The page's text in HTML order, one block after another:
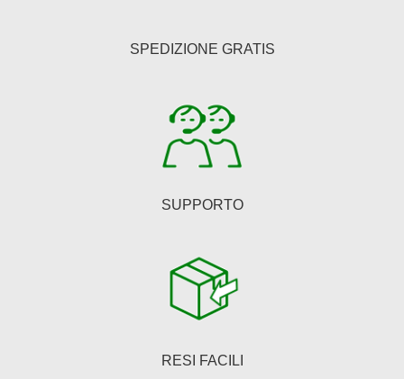
pagina
prodotto
SPEDIZIONE GRATIS
SUPPORTO
RESI FACILI